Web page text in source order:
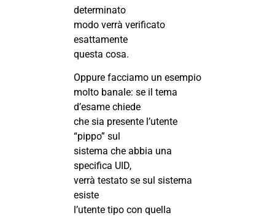
determinato
modo verrà verificato
esattamente
questa cosa.
Oppure facciamo un esempio
molto banale: se il tema
d’esame chiede
che sia presente l’utente
“pippo” sul
sistema che abbia una
specifica UID,
verrà testato se sul sistema
esiste
l’utente tipo con quella